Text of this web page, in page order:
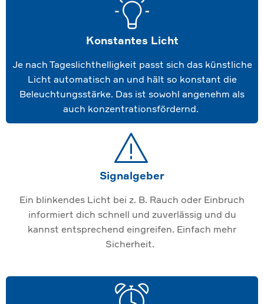
Konstantes Licht
Je nach Tageslichthelligkeit passt sich das künstliche
Licht automatisch an und hält so konstant die
Beleuchtungsstärke. Das ist sowohl angenehm als
auch konzentrationsfördernd.
Signalgeber
Ein blinkendes Licht bei z. B. Rauch oder Einbruch
informiert dich schnell und zuverlässig und du
kannst entsprechend eingreifen. Einfach mehr
Sicherheit.